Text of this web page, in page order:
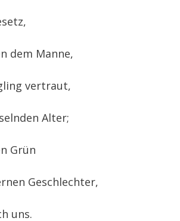
dem Manne,
vertraut,
Alter;
Grün
Geschlechter,
uns.